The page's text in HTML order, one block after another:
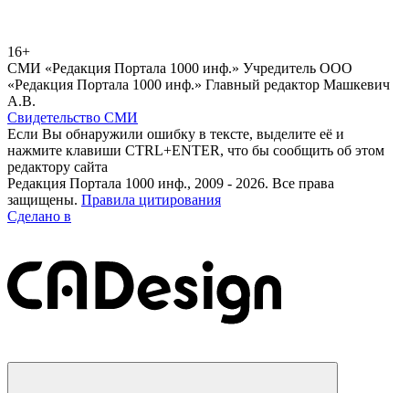
16+
СМИ «Редакция Портала 1000 инф.» Учредитель ООО
«Редакция Портала 1000 инф.» Главный редактор Машкевич
А.В.
Свидетельство СМИ
Если Вы обнаружили ошибку в тексте, выделите её и
нажмите клавиши CTRL+ENTER, что бы сообщить об этом
редактору сайта
Редакция Портала 1000 инф., 2009 - 2026. Все права
защищены. Правила цитирования
Сделано в